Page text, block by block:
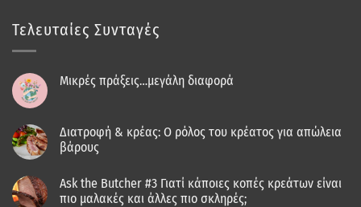
Τελευταίες Συνταγές
Μικρές πράξεις…μεγάλη διαφορά
Διατροφή & κρέας: Ο ρόλος του κρέατος για απώλεια
βάρους
Ask the Butcher #3 Γιατί κάποιες κοπές κρεάτων είναι
πιο μαλακές και άλλες πιο σκληρές;